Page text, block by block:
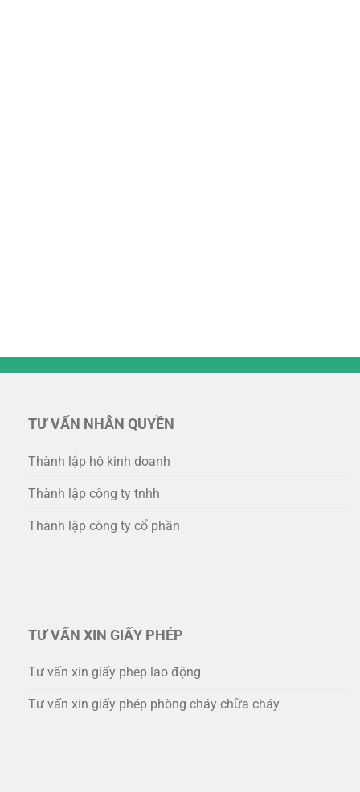
TƯ VẤN NHÂN QUYỀN
Thành lập hộ kinh doanh
Thành lập công ty tnhh
Thành lập công ty cổ phần
TƯ VẤN XIN GIẤY PHÉP
Tư vấn xin giấy phép lao động
Tư vấn xin giấy phép phòng cháy chữa cháy